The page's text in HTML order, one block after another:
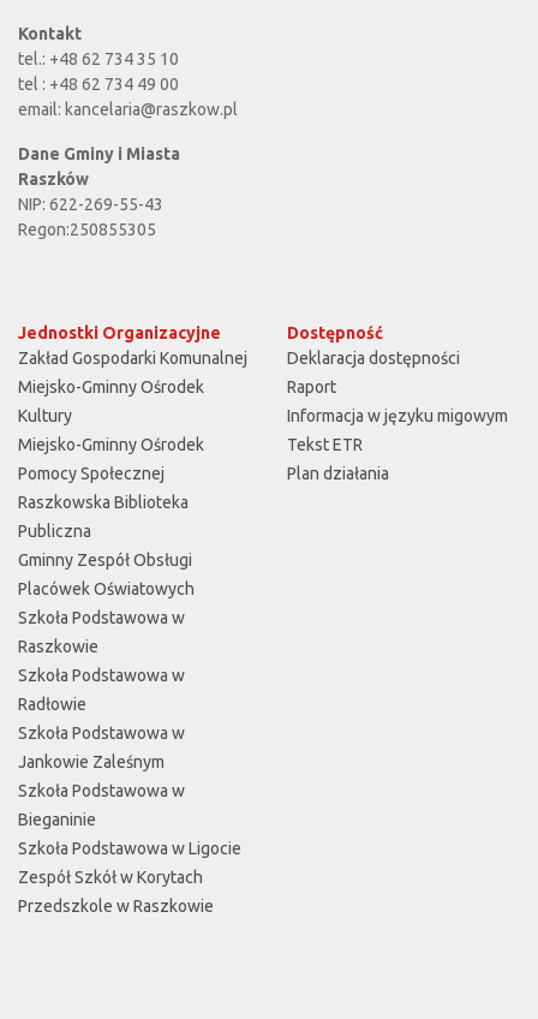
Kontakt
tel.: +48 62 734 35 10
tel : +48 62 734 49 00
email: kancelaria@raszkow.pl
Dane Gminy i Miasta
Raszków
NIP: 622-269-55-43
Regon:250855305
Jednostki Organizacyjne
Zakład Gospodarki Komunalnej
Miejsko-Gminny Ośrodek
Kultury
Miejsko-Gminny Ośrodek
Pomocy Społecznej
Raszkowska Biblioteka
Publiczna
Gminny Zespół Obsługi
Placówek Oświatowych
Szkoła Podstawowa w
Raszkowie
Szkoła Podstawowa w
Radłowie
Szkoła Podstawowa w
Jankowie Zaleśnym
Szkoła Podstawowa w
Bieganinie
Szkoła Podstawowa w Ligocie
Zespół Szkół w Korytach
Przedszkole w Raszkowie
Dostępność
Deklaracja dostępności
Raport
Informacja w języku migowym
Tekst ETR
Plan działania